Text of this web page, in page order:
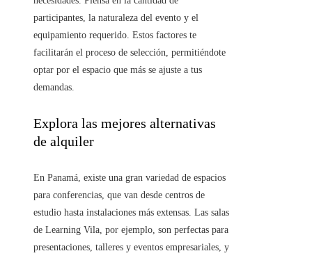
participantes, la naturaleza del evento y el
equipamiento requerido. Estos factores te
facilitarán el proceso de selección, permitiéndote
optar por el espacio que más se ajuste a tus
demandas.
Explora las mejores alternativas
de alquiler
En Panamá, existe una gran variedad de espacios
para conferencias, que van desde centros de
estudio hasta instalaciones más extensas. Las salas
de Learning Vila, por ejemplo, son perfectas para
presentaciones, talleres y eventos empresariales, y